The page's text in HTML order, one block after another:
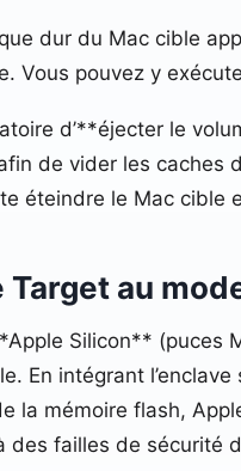
dur du Mac cible
Vous pouvez y
d’**éjecter le
de vider les caches
éteindre le Mac cible
au
Silicon**
En intégrant
la mémoire flash,
failles de sécurité